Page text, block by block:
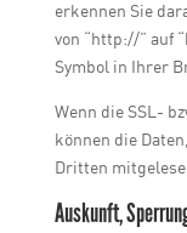
erkennen Sie
von “http://” auf
Symbol in Ihrer
Wenn die SSL-
können die
Dritten
Auskunft,